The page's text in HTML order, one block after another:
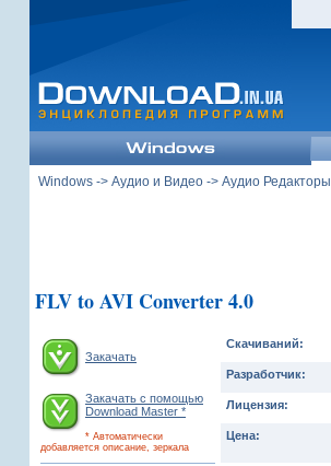
Windows -> Аудио и Видео -> Аудио Редакторы
FLV to AVI Converter 4.0
Закачать
Закачать с помощью
Download Master *
* Автоматически
добавляется описание, зеркала
Скачиваний:
Разработчик:
Лицензия:
Цена: